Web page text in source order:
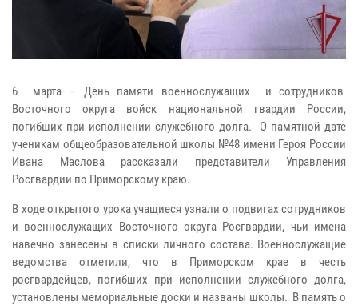
6 марта – День памяти военнослужащих и сотрудников
Восточного округа войск национальной гвардии России,
погибших при исполнении служебного долга. О памятной дате
ученикам общеобразовательной школы №48 имени Героя России
Ивана Маслова рассказали представители Управления
Росгвардии по Приморскому краю.
В ходе открытого урока учащиеся узнали о подвигах сотрудников
и военнослужащих Восточного округа Росгвардии, чьи имена
навечно занесены в списки личного состава. Военнослужащие
ведомства отметили, что в Приморском крае в честь
росгвардейцев, погибших при исполнении служебного долга,
установлены мемориальные доски и названы школы. В память о